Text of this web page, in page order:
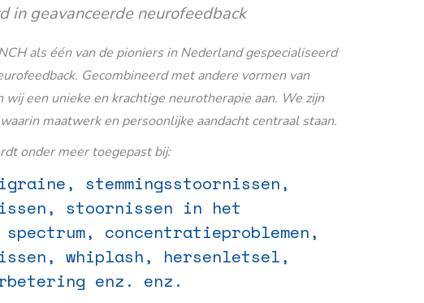
in geavanceerde neurofeedback
als één van de pioniers in Nederland gespecialiseerd
Gecombineerd met andere vormen van
wij een unieke en krachtige neurotherapie aan. We zijn
maatwerk en persoonlijke aandacht centraal staan.
onder meer toegepast bij:
stemmingsstoornissen,
stoornissen in het
concentratieproblemen,
whiplash, hersenletsel,
enz. enz.